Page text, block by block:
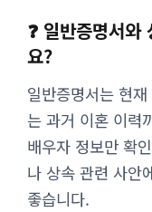
❓ 일반증명서
요?
일반증명서는 현
는 과거 이혼 이력
배우자 정보만 확
나 상속 관련 사안
좋습니다.